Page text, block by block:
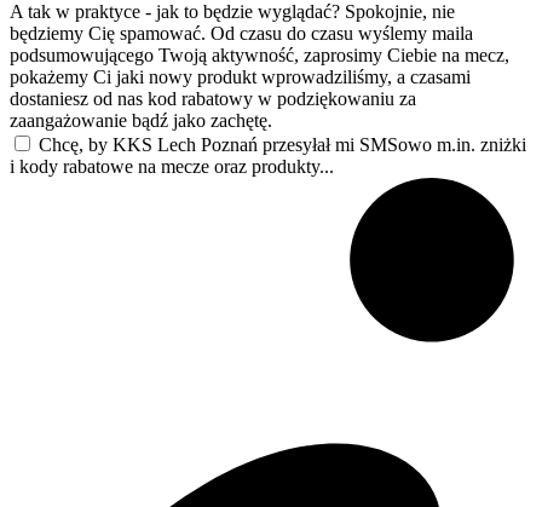
A tak w praktyce - jak to będzie wyglądać? Spokojnie, nie
będziemy Cię spamować. Od czasu do czasu wyślemy maila
podsumowującego Twoją aktywność, zaprosimy Ciebie na mecz,
pokażemy Ci jaki nowy produkt wprowadziliśmy, a czasami
dostaniesz od nas kod rabatowy w podziękowaniu za
zaangażowanie bądź jako zachętę.
Chcę, by KKS Lech Poznań przesyłał mi SMSowo m.in. zniżki
i kody rabatowe na mecze oraz produkty...